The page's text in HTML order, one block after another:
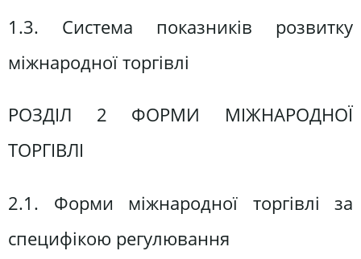
1.3. Система показників розвитку
міжнародної торгівлі
РОЗДІЛ 2 ФОРМИ МІЖНАРОДНОЇ
ТОРГІВЛІ
2.1. Форми міжнародної торгівлі за
специфікою регулювання